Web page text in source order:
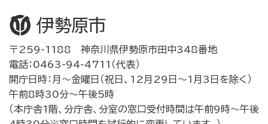
〒259-1188 神奈川県伊勢原市田中348番地
電話：0463-94-4711（代表）
開庁日時：月～金曜日（祝日、12月29日～1月3日を除く）
午前8時30分～午後5時
（本庁舎1階、分庁舎、分室の窓口受付時間は午前9時～午後